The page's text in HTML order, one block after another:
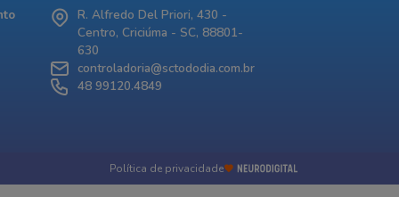
R. Alfredo Del Priori, 430 -
Centro, Criciúma - SC, 88801-
630
controladoria@sctododia.com.br
48 99120.4849
Política de privacidade